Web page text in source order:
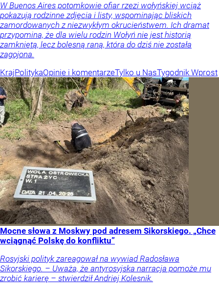
W Buenos Aires potomkowie ofiar rzezi wołyńskiej wciąż
pokazują rodzinne zdjęcia i listy, wspominając bliskich
zamordowanych z niezwykłym okrucieństwem. Ich dramat
przypomina, że dla wielu rodzin Wołyń nie jest historią
zamkniętą, lecz bolesną raną, która do dziś nie została
zagojona.
KrajPolitykaOpinie i komentarzeTylko u NasTygodnik Wprost
Mocne słowa z Moskwy pod adresem Sikorskiego. „Chce
wciągnąć Polskę do konfliktu”
Rosyjski polityk zareagował na wywiad Radosława
Sikorskiego. – Uważa, że antyrosyjska narracja pomoże mu
zrobić karierę – stwierdził Andriej Kolesnik.